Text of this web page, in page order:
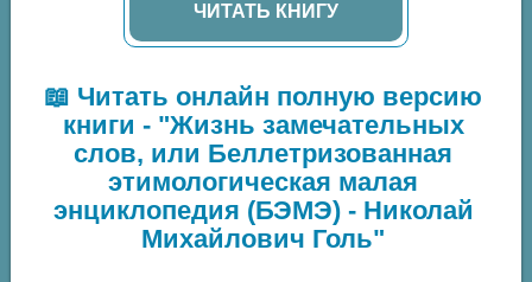
ЧИТАТЬ КНИГУ
📖 Читать онлайн полную версию
книги - "Жизнь замечательных
слов, или Беллетризованная
этимологическая малая
энциклопедия (БЭМЭ) - Николай
Михайлович Голь"